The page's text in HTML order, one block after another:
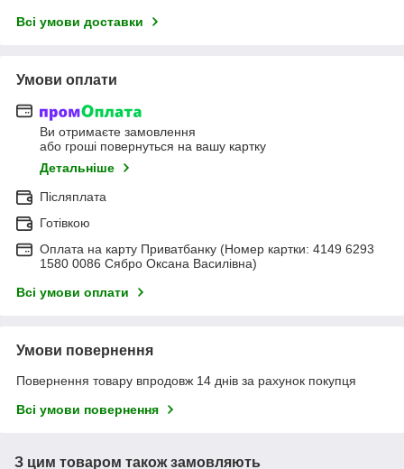
Всі умови доставки
Умови оплати
Ви отримаєте замовлення
або гроші повернуться на вашу картку
Детальніше
Післяплата
Готівкою
Оплата на карту Приватбанку (Номер картки: 4149 6293
1580 0086 Сябро Оксана Василівна)
Всі умови оплати
Умови повернення
Повернення товару впродовж 14 днів за рахунок покупця
Всі умови повернення
З цим товаром також замовляють